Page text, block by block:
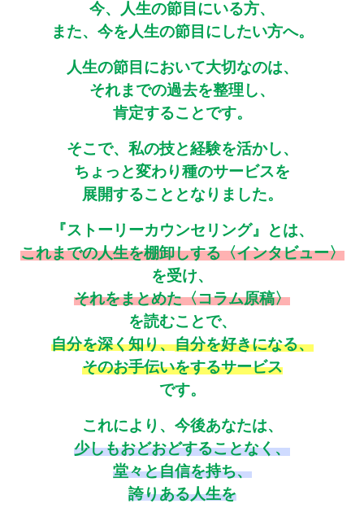
今、人生の節目にいる方、
また、今を人生の節目にしたい方へ。
人生の節目において大切なのは、
それまでの過去を整理し、
肯定することです。
そこで、私の技と経験を活かし、
ちょっと変わり種のサービスを
展開することとなりました。
『ストーリーカウンセリング』とは、
これまでの人生を棚卸しする〈インタビュー〉
を受け、
それをまとめた〈コラム原稿〉
を読むことで、
自分を深く知り、自分を好きになる、
そのお手伝いをするサービス
です。
これにより、今後あなたは、
少しもおどおどすることなく、
堂々と自信を持ち、
誇りある人生を